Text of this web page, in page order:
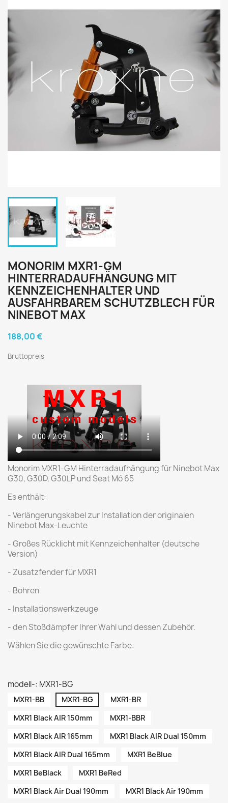
MONORIM MXR1-GM
HINTERRADAUFHÄNGUNG MIT
KENNZEICHENHALTER UND
AUSFAHRBAREM SCHUTZBLECH FÜR
NINEBOT MAX
188,00 €
Bruttopreis
Monorim MXR1-GM Hinterradaufhängung für Ninebot Max
G30, G30D, G30LP und Seat Mó 65
Es enthält:
- Verlängerungskabel zur Installation der originalen
Ninebot Max-Leuchte
- Großes Rücklicht mit Kennzeichenhalter (deutsche
Version)
- Zusatzfender für MXR1
- Bohren
- Installationswerkzeuge
- den Stoßdämpfer Ihrer Wahl und dessen Zubehör.
Wählen Sie die gewünschte Farbe:
modell-: MXR1-BG
MXR1-BB MXR1-BG
MXR1-BR
MXR1 Black AIR 150mm
MXR1-BBR
MXR1 Black AIR 165mm
MXR1 Black AIR Dual 150mm
MXR1 Black AIR Dual 165mm
MXR1 BeBlue
MXR1 BeBlack
MXR1 BeRed
MXR1 Black Air Dual 190mm
MXR1 Black Air 190mm